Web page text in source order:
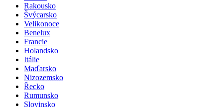
Rakousko
Švýcarsko
Velikonoce
Benelux
Francie
Holandsko
Itálie
Maďarsko
Nizozemsko
Řecko
Rumunsko
Slovinsko